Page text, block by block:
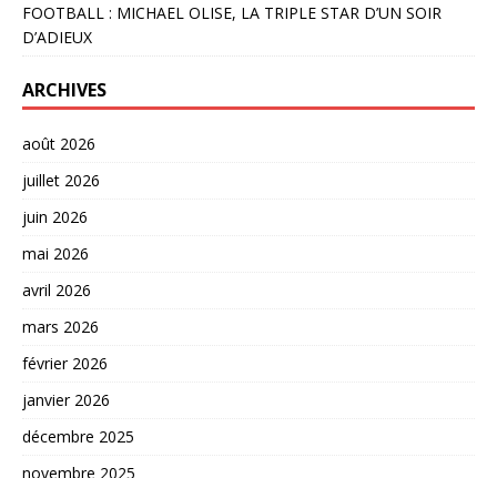
FOOTBALL : MICHAEL OLISE, LA TRIPLE STAR D’UN SOIR
D’ADIEUX
ARCHIVES
août 2026
juillet 2026
juin 2026
mai 2026
avril 2026
mars 2026
février 2026
janvier 2026
décembre 2025
novembre 2025